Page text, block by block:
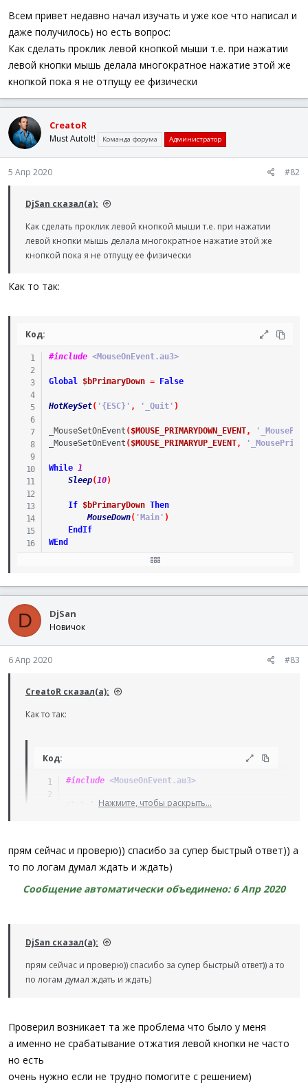
Всем привет недавно начал изучать и уже кое что написал и
даже получилось) но есть вопрос:
Как сделать проклик левой кнопкой мыши т.е. при нажатии
левой кнопки мышь делала многократное нажатие этой же
кнопкой пока я не отпущу ее физически
CreatoR
Must AutoIt! Команда форума Администратор
5 Апр 2020 #82
DjSan сказал(а):
Как сделать проклик левой кнопкой мыши т.е. при нажатии
левой кнопки мышь делала многократное нажатие этой же
кнопкой пока я не отпущу ее физически
Как то так:
Код:
#include <MouseOnEvent.au3>
Global $bPrimaryDown = False
HotKeySet( '{ESC}' , '_Quit' )
_MouseSetOnEvent ( $MOUSE_PRIMARYDOWN_EVENT,
_MouseSetOnEvent ( $MOUSE_PRIMARYUP_EVENT,
While 1
Sleep(10)
If $bPrimaryDown Then
MouseDown( 'Main' )
EndIf
WEnd
Func _MousePrimary_Event
Switch
EndSwitch
D DjSan
Новичок
6 Апр 2020 #83
CreatoR сказал(а):
Как то так:
Код:
#include <MouseOnEvent.au3>
$bPrimaryDown = False
_MouseSetOnEvent($MOUSE_PRIMARYDOWN_EVENT ,
_MouseSetOnEvent($MOUSE_PRIMARYUP_EVENT
While 1
MouseDown
WEnd
Func _MousePrimary_Event ($iEvent )
$bPrimaryDown
= True
Нажмите, чтобы раскрыть...
прям сейчас и проверю)) спасибо за супер быстрый ответ)) а
то по логам думал ждать и ждать)
Сообщение автоматически объединено: 6 Апр 2020
DjSan сказал(а):
прям сейчас и проверю)) спасибо за супер быстрый ответ)) а то
по логам думал ждать и ждать)
Проверил возникает та же проблема что было у меня
а именно не срабатывание отжатия левой кнопки не часто
но есть
очень нужно если не трудно помогите с решением)